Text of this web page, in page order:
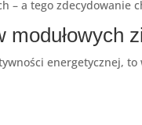
– a tego
modułowych
energetycznej,